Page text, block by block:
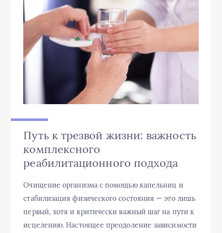
Путь к трезвой жизни: важность
комплексного
реабилитационного подхода
Очищение организма с помощью капельниц и
стабилизация физического состояния — это лишь
первый, хотя и критически важный шаг на пути к
исцелению. Настоящее преодоление зависимости